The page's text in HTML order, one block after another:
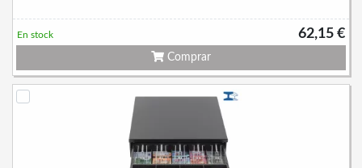
62,15 €
En stock
Comprar